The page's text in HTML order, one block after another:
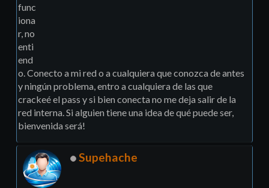
func
iona
r, no
enti
end
o. Conecto a mi red o a cualquiera que conozca de antes
y ningún problema, entro a cualquiera de las que
crackeé el pass y si bien conecta no me deja salir de la
red interna. Si alguien tiene una idea de qué puede ser,
bienvenida será!
Supehache